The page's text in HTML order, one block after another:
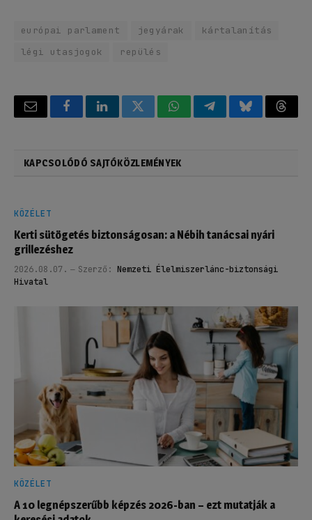
európai parlament jegyárak
kártalanítás
légi utasjogok
repülés
Email FacebookLinkedInTwitterWhatsAppTelegramBluesky
KAPCSOLÓDÓ SAJTÓKÖZLEMÉNYEK
KÖZÉLET
Kerti sütögetés biztonságosan: a Nébih tanácsai nyári
grillezéshez
2026.08.07. Szerző: Nemzeti Élelmiszerlánc-biztonsági
Hivatal
KÖZÉLET
A 10 legnépszerűbb képzés 2026-ban – ezt mutatják a